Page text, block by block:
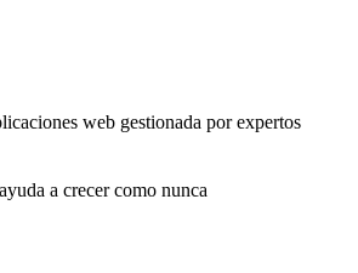
web gestionada por expertos
a crecer como nunca